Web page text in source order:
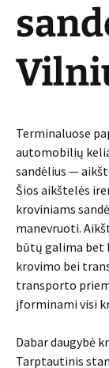
Terminaluose
automobilių
sandėlius —
Šios aikštelės
kroviniams
manevruoti.
būtų galima bet
krovimo bei
transporto
jforminami visi
Dabar daugybė
Tarptautinis